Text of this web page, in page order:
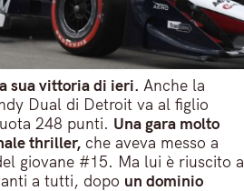
sua vittoria di ieri. Anche la
Dual di Detroit va al figlio
248 punti. Una gara molto
thriller, che aveva messo a
giovane #15. Ma lui è riuscito a
a tutti, dopo un dominio